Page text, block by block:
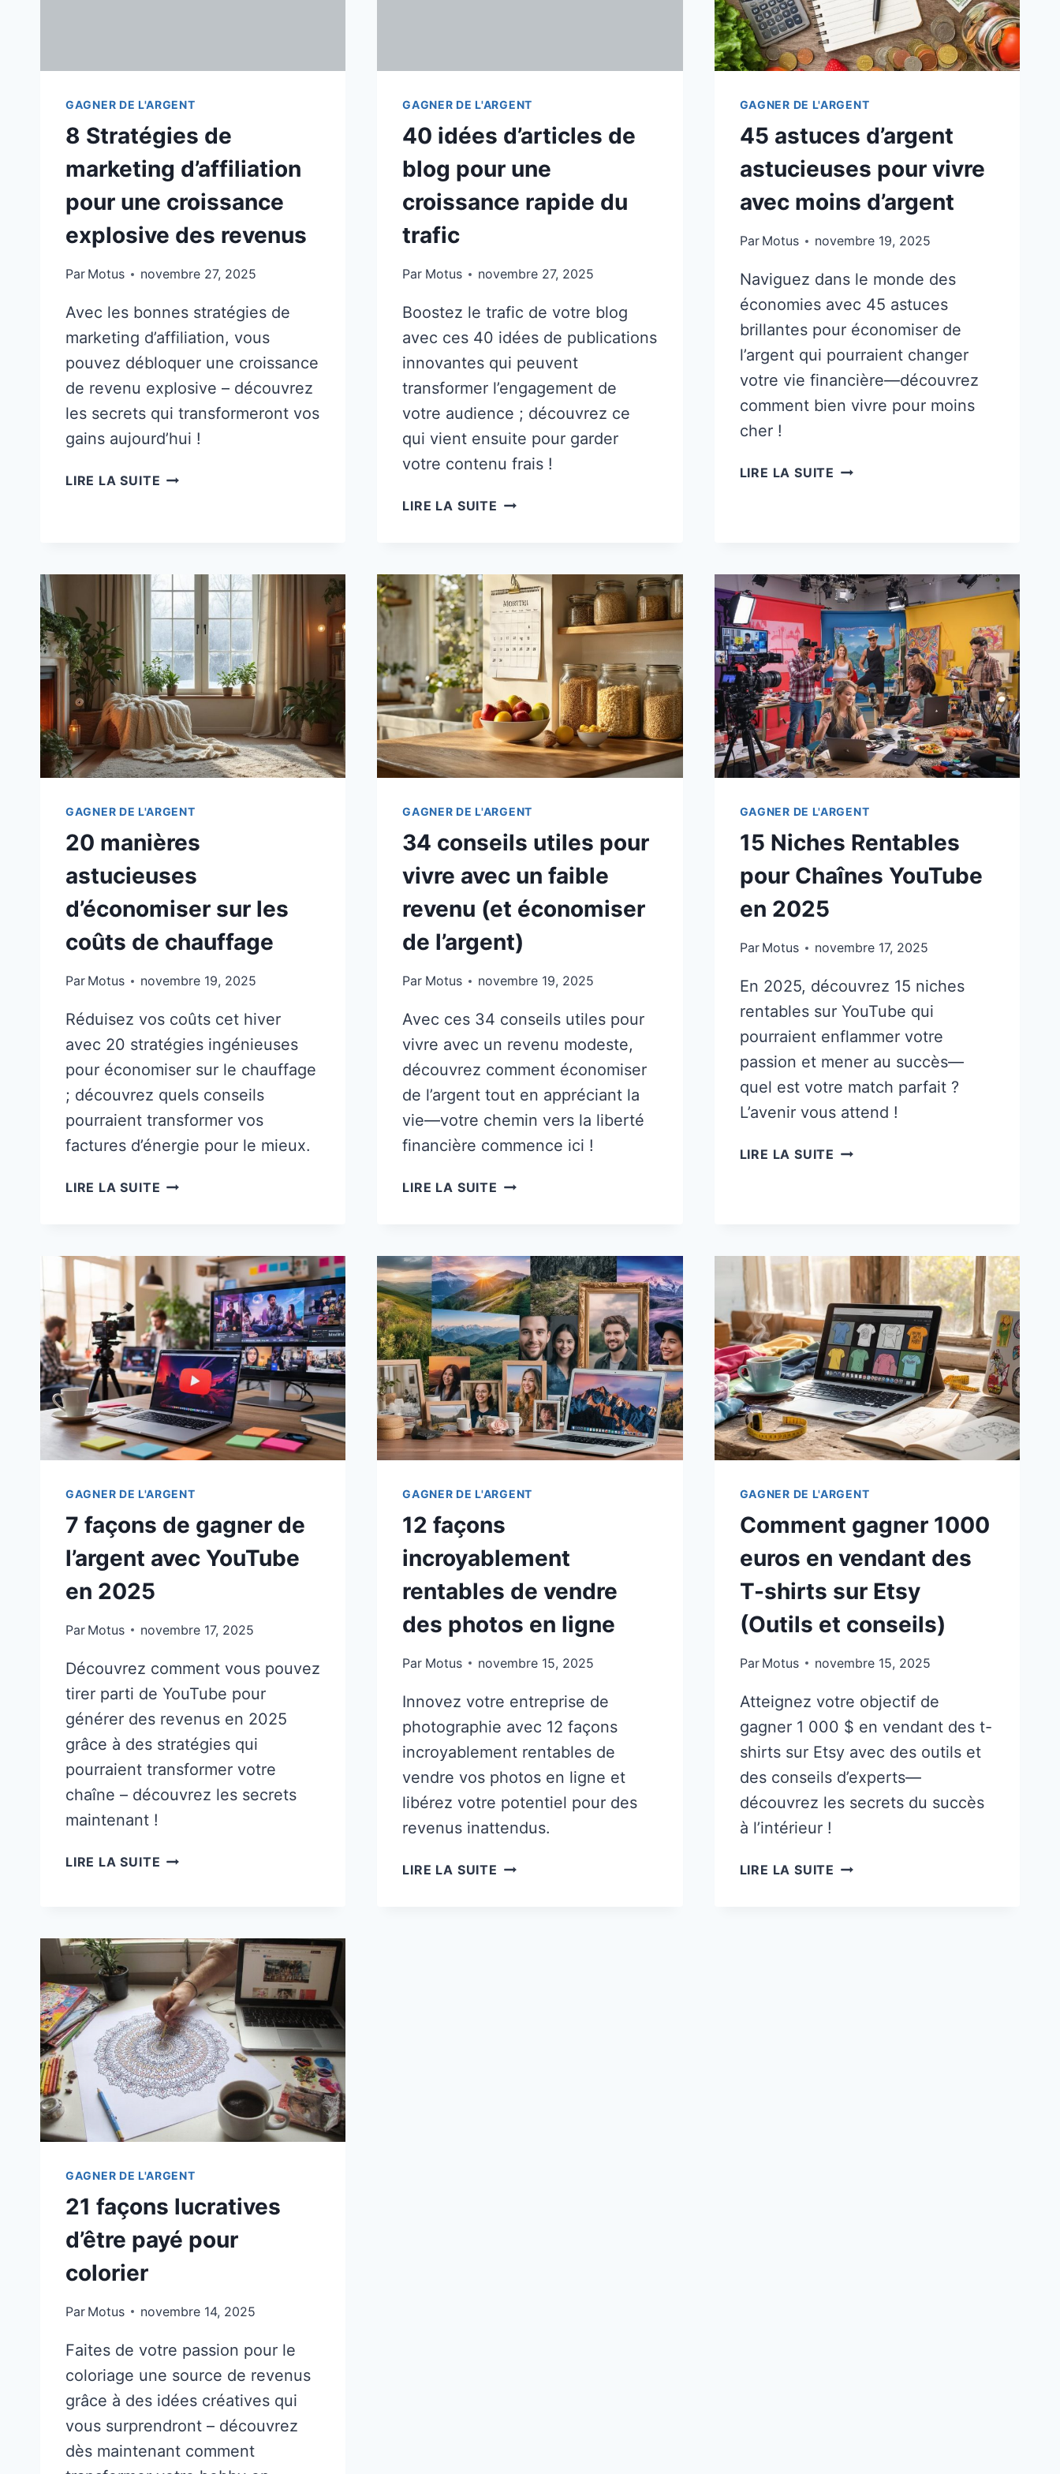
GAGNER DE L'ARGENT
8 Stratégies de
marketing d’affiliation
pour une croissance
explosive des revenus
Par Motus novembre 27, 2025
Avec les bonnes stratégies de
marketing d’affiliation, vous
pouvez débloquer une croissance
de revenu explosive – découvrez
les secrets qui transformeront vos
gains aujourd’hui !
LIRE LA SUITE 8
POUR
UNE
CROISSANCE
EXPLOSIVE
DES
REVENUS
GAGNER DE L'ARGENT
40 idées d’articles de
blog pour une
croissance rapide du
trafic
Par Motus novembre 27, 2025
Boostez le trafic de votre blog
avec ces 40 idées de publications
innovantes qui peuvent
transformer l’engagement de
votre audience ; découvrez ce
qui vient ensuite pour garder
votre contenu frais !
LIRE LA SUITE 40
BLOG
POUR
UNE
CROISSANCE
RAPIDE
DU
TRAFIC
GAGNER DE L'ARGENT
45 astuces d’argent
astucieuses pour vivre
avec moins d’argent
Par Motus novembre 19, 2025
Naviguez dans le monde des
économies avec 45 astuces
brillantes pour économiser de
l’argent qui pourraient changer
votre vie financière—découvrez
comment bien vivre pour moins
cher !
LIRE LA SUITE 45
AVEC
MOINS
D’ARGENT
GAGNER DE L'ARGENT
20 manières
astucieuses
d’économiser sur les
coûts de chauffage
Par Motus novembre 19, 2025
Réduisez vos coûts cet hiver
avec 20 stratégies ingénieuses
pour économiser sur le chauffage
; découvrez quels conseils
pourraient transformer vos
factures d’énergie pour le mieux.
LIRE LA SUITE 20
LES
COÛTS
DE
CHAUFFAGE
GAGNER DE L'ARGENT
34 conseils utiles pour
vivre avec un faible
revenu (et économiser
de l’argent)
Par Motus novembre 19, 2025
Avec ces 34 conseils utiles pour
vivre avec un revenu modeste,
découvrez comment économiser
de l’argent tout en appréciant la
vie—votre chemin vers la liberté
financière commence ici !
LIRE LA SUITE 34
VIVRE
AVEC
UN
FAIBLE
REVENU
(ET
ÉCONOMISER
DE
L’ARGENT)
GAGNER DE L'ARGENT
15 Niches Rentables
pour Chaînes YouTube
en 2025
Par Motus novembre 17, 2025
En 2025, découvrez 15 niches
rentables sur YouTube qui
pourraient enflammer votre
passion et mener au succès—
quel est votre match parfait ?
L’avenir vous attend !
LIRE LA SUITE 15
EN
2025
GAGNER DE L'ARGENT
7 façons de gagner de
l’argent avec YouTube
en 2025
Par Motus novembre 17, 2025
Découvrez comment vous pouvez
tirer parti de YouTube pour
générer des revenus en 2025
grâce à des stratégies qui
pourraient transformer votre
chaîne – découvrez les secrets
maintenant !
LIRE LA SUITE 7
DE
L’ARGENT
AVEC
YOUTUBE
EN
2025
GAGNER DE L'ARGENT
12 façons
incroyablement
rentables de vendre
des photos en ligne
Par Motus novembre 15, 2025
Innovez votre entreprise de
photographie avec 12 façons
incroyablement rentables de
vendre vos photos en ligne et
libérez votre potentiel pour des
revenus inattendus.
LIRE LA SUITE 12
GAGNER DE L'ARGENT
Comment gagner 1000
euros en vendant des
T-shirts sur Etsy
(Outils et conseils)
Par Motus novembre 15, 2025
Atteignez votre objectif de
gagner 1 000 $ en vendant des t-
shirts sur Etsy avec des outils et
des conseils d’experts—
découvrez les secrets du succès
à l’intérieur !
LIRE LA SUITE COMMENT
GAGNER DE L'ARGENT
21 façons lucratives
d’être payé pour
colorier
Par Motus novembre 14, 2025
Faites de votre passion pour le
coloriage une source de revenus
grâce à des idées créatives qui
vous surprendront – découvrez
dès maintenant comment